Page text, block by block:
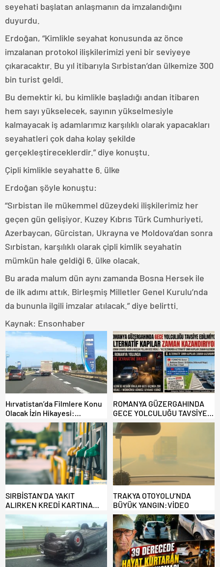
seyehati başlatan anlaşmanın da imzalandığını
duyurdu.
Erdoğan, “Kimlikle seyahat konusunda az önce
imzalanan protokol ilişkilerimizi yeni bir seviyeye
çıkaracaktır. Bu yıl itibarıyla Sırbistan’dan ülkemize 300
bin turist geldi.
Bu demektir ki, bu kimlikle başladığı andan itibaren
hem sayı yükselecek, sayının yükselmesiyle
kalmayacak iş adamlarımız karşılıklı olarak yapacakları
seyahatleri çok daha kolay şekilde
gerçekleştireceklerdir.” diye konuştu.
Çipli kimlikle seyahatte 6. ülke
Erdoğan şöyle konuştu:
“Sırbistan ile mükemmel düzeydeki ilişkilerimiz her
geçen gün gelişiyor. Kuzey Kıbrıs Türk Cumhuriyeti,
Azerbaycan, Gürcistan, Ukrayna ve Moldova’dan sonra
Sırbistan, karşılıklı olarak çipli kimlik seyahatin
mümkün hale geldiği 6. ülke olacak.
Bu arada malum dün aynı zamanda Bosna Hersek ile
de ilk adımı attık. Birleşmiş Milletler Genel Kurulu’nda
da bununla ilgili imzalar atılacak.” diye belirtti.
Kaynak: Ensonhaber
Hırvatistan’da Filmlere Konu
Olacak İzin Hikayesi:
Benzinlikte Eşini Unuttu!
ROMANYA GÜZERGAHINDA
GECE YOLCULUĞU TAVSİYE
EDİLMİYOR: ALTERNATİF
KAPILAR ZAMAN
KAZANDIRIYOR!
SIRBİSTAN’DA YAKIT
ALIRKEN KREDİ KARTINA
DİKKAT: MAĞDUR OLMAYIN!
TRAKYA OTOYOLU’NDA
BÜYÜK YANGIN:VİDEO